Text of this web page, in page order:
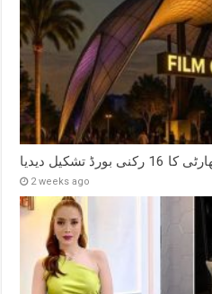
دیدیا
2 weeks ago